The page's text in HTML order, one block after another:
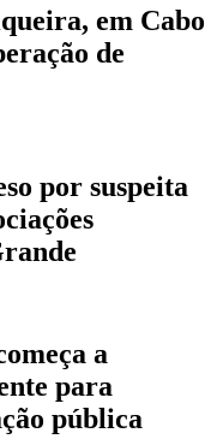
em Cabo
de
por suspeita
a
para
pública